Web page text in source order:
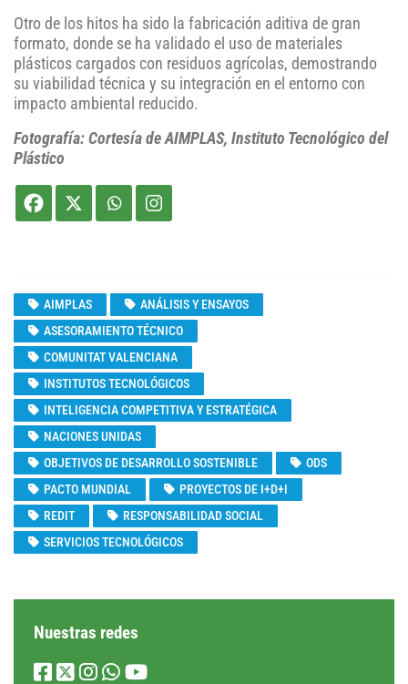
Otro de los hitos ha sido la fabricación aditiva de gran
formato, donde se ha validado el uso de materiales
plásticos cargados con residuos agrícolas, demostrando
su viabilidad técnica y su integración en el entorno con
impacto ambiental reducido.
Fotografía: Cortesía de AIMPLAS, Instituto Tecnológico del
Plástico
AIMPLAS
ANÁLISIS Y ENSAYOS
ASESORAMIENTO TÉCNICO
COMUNITAT VALENCIANA
INSTITUTOS TECNOLÓGICOS
INTELIGENCIA COMPETITIVA Y ESTRATÉGICA
NACIONES UNIDAS
OBJETIVOS DE DESARROLLO SOSTENIBLE
ODS
PACTO MUNDIAL
PROYECTOS DE I+D+I
REDIT
RESPONSABILIDAD SOCIAL
SERVICIOS TECNOLÓGICOS
Nuestras redes